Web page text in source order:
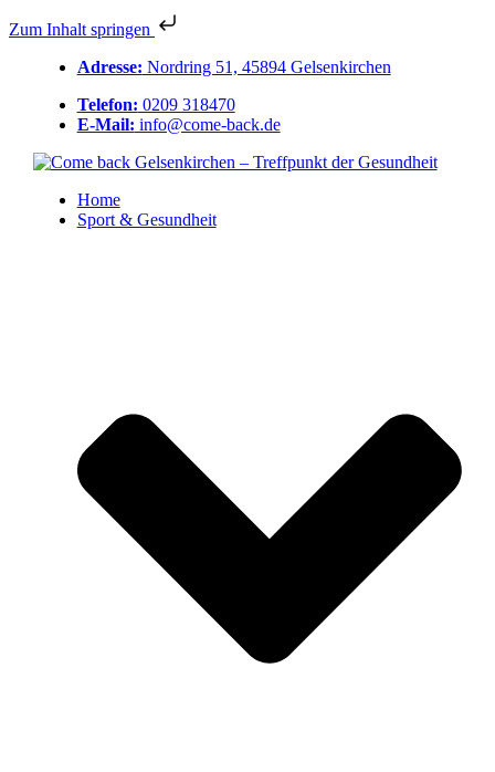
Zum Inhalt springen
Adresse: Nordring 51, 45894 Gelsenkirchen
Telefon: 0209 318470
E-Mail: info@come-back.de
Home
Sport & Gesundheit